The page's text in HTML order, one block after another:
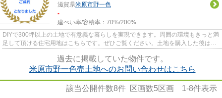
滋賀県米原市野一色
-
建ぺい率/容積率： 70%/200%
DIYで300坪以上の土地で有意義な暮らしを実現できます。周囲の環境もきっと満
足して頂ける住宅用地はこちらです。ぜひご覧ください。土地を購入した後は好
過去に掲載していた物件です。
米原市野一色売土地へのお問い合わせはこちら
該当公開件数8件 区画数5区画 1-8件表示